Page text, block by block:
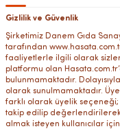
Gizlilik ve Güvenlik
Şirketimiz Danem Gıda
tarafından
faaliyetlerle ilgili olarak
platformu olan
bulunmamaktadır.
olarak sunulmamaktadır.
farklı olarak üyelik seçeneği;
takip edilip
almak isteyen kullanıcılar